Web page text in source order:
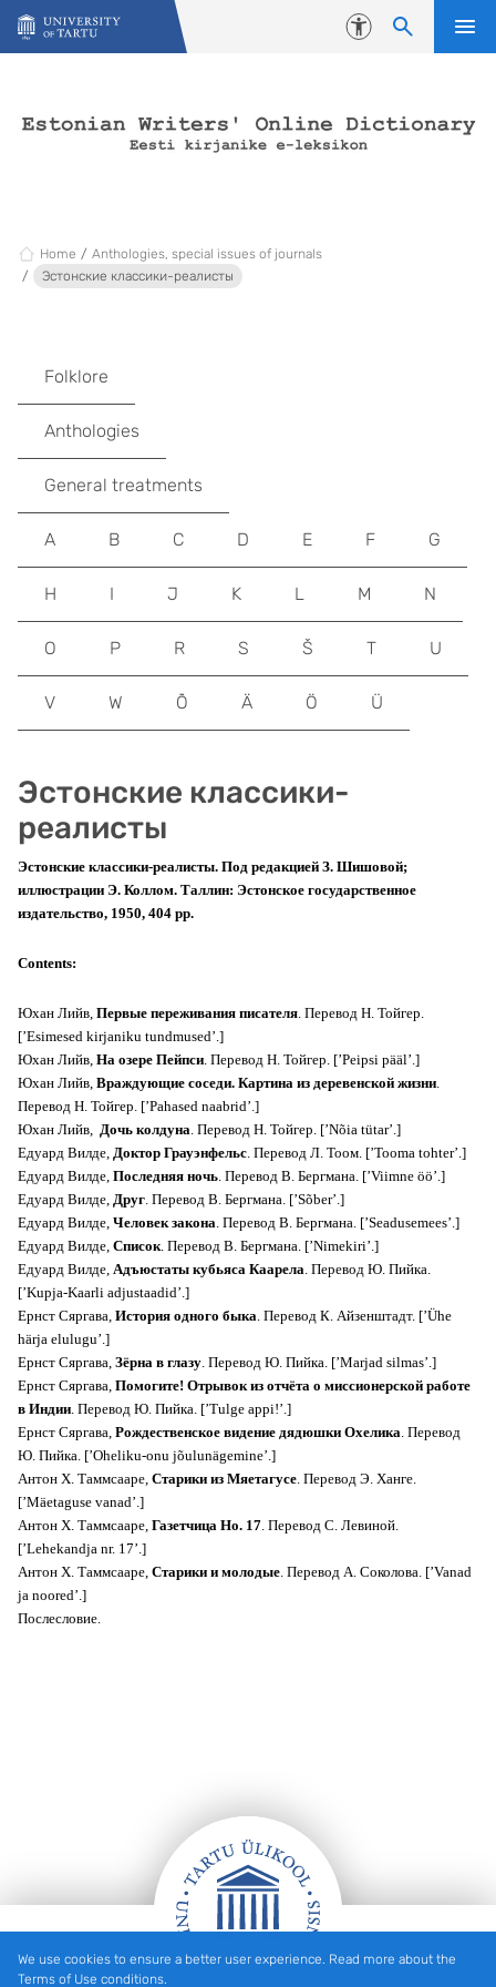
Skip to content
Accessibility
Home
Anthologies, special issues of journals
Эстонские классики-реалисты
Эстонские классики-
реалисты
Эстонские классики-реалисты. Под редакцией З. Шишовой;
иллюстрации Э. Коллом. Таллин: Эстонское государственное
издательство, 1950, 404 pp.
Contents:
Юхан Лийв, Первые переживания писателя. Перевод Н. Тойгер.
[’Esimesed kirjaniku tundmused’.]
Юхан Лийв, На озере Пейпси. Перевод Н. Тойгер. [’Peipsi pääl’.]
Юхан Лийв, Враждующие соседи. Картина из деревенской жизни.
Перевод Н. Тойгер. [’Pahased naabrid’.]
Юхан Лийв, Дочь колдуна. Перевод Н. Тойгер. [’Nõia tütar’.]
Едуард Вилде, Доктор Грауэнфельс. Перевод Л. Тоом. [’Tooma tohter’.]
Едуард Вилде, Последняя ночь. Перевод В. Бергмана. [’Viimne öö’.]
Едуард Вилде, Друг. Перевод В. Бергмана. [’Sõber’.]
Едуард Вилде, Человек закона. Перевод В. Бергмана. [’Seadusemees’.]
Едуард Вилде, Список. Перевод В. Бергмана. [’Nimekiri’.]
Едуард Вилде, Адъюстаты кубьяса Каарела. Перевод Ю. Пийка.
[’Kupja-Kaarli adjustaadid’.]
Ернст Сяргава, История одного быка. Перевод К. Айзенштадт. [’Ühe
härja elulugu’.]
Ернст Сяргава, Зёрна в глазу. Перевод Ю. Пийка. [’Marjad silmas’.]
Ернст Сяргава, Помогите! Отрывок из отчёта о миссионерской работе
в Индии. Перевод Ю. Пийка. [’Tulge appi!’.]
Ернст Сяргава, Рождественское видение дядюшки Охелика. Перевод
Ю. Пийка. [’Oheliku-onu jõulunägemine’.]
Антон Х. Таммсааре, Старики из Мяетагусе. Перевод Э. Ханге.
[’Mäetaguse vanad’.]
Антон Х. Таммсааре, Газетчица Но. 17. Перевод С. Левиной.
[’Lehekandja nr. 17’.]
Антон Х. Таммсааре, Старики и молодые. Перевод А. Соколова. [’Vanad
ja noored’.]
Послесловие.
Folklore
Anthologies
General treatments
A B C D E F G
H I J K L M N
O P R S Š T U
V W Õ Ä Ö Ü
Footer
We use cookies to ensure a better user experience. Read more about the
Terms of Use conditions.